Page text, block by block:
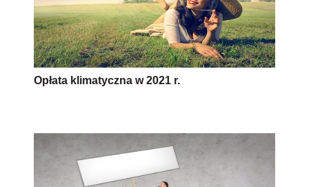
Opłata klimatyczna w 2021 r.